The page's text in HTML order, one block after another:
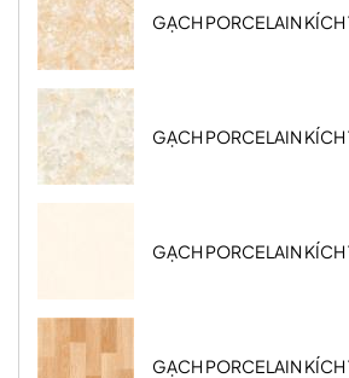
GẠCH PORCELAIN
GẠCH PORCELAIN
GẠCH PORCELAIN
GẠCH PORCELAIN